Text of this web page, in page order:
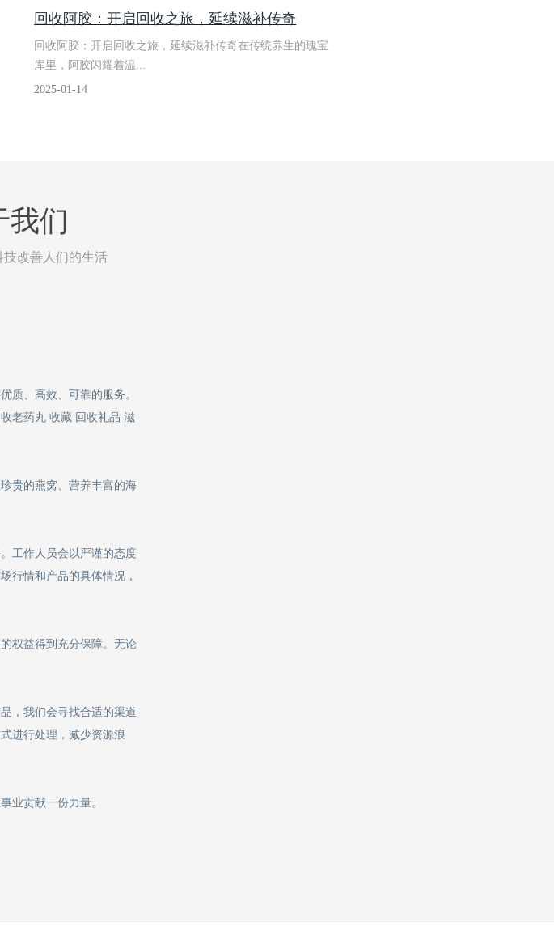
​回收阿胶：开启回收之旅，延续滋补传奇
回收阿胶：开启回收之旅，延续滋补传奇在传统养生的瑰宝
库里，阿胶闪耀着温...
2025-01-14
我们
改善人们的生活
质、高效、可靠的服务。
老药丸 收藏 回收礼品 滋
贵的燕窝、营养丰富的海
工作人员会以严谨的态度
行情和产品的具体情况，
权益得到充分保障。无论
，我们会寻找合适的渠道
进行处理，减少资源浪
业贡献一份力量。